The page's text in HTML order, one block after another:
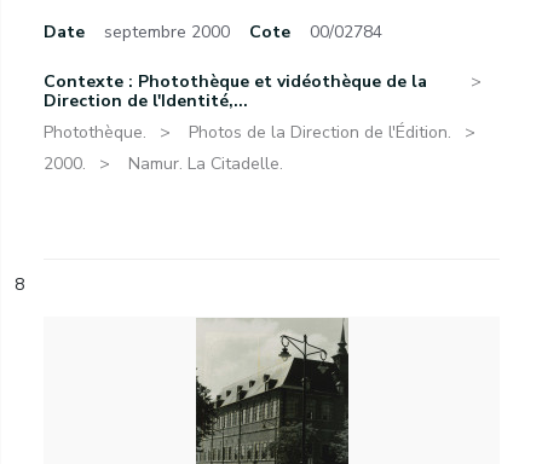
Date septembre 2000 Cote 00/02784
Contexte : Photothèque et vidéothèque de la
Direction de l'Identité,...
Photothèque.
Photos de la Direction de l'Édition.
2000.
Namur. La Citadelle.
8